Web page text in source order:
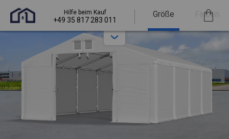
Hilfe beim Kauf
+49 35 817 283 011
Größe Farben